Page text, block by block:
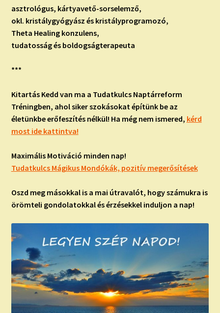
asztrológus, kártyavető-sorselemző,
okl. kristálygyógyász és kristályprogramozó,
Theta Healing konzulens,
tudatosság és boldogságterapeuta
***
Kitartás Kedd van ma a Tudatkulcs Naptárreform
Tréningben, ahol siker szokásokat építünk be az
életünkbe erőfeszítés nélkül! Ha még nem ismered, kérd
most ide kattintva!
Maximális Motiváció minden nap!
Tudatkulcs Mágikus Mondókák, pozitív megerősítések
Oszd meg másokkal is a mai útravalót, hogy számukra is
örömteli gondolatokkal és érzésekkel induljon a nap!